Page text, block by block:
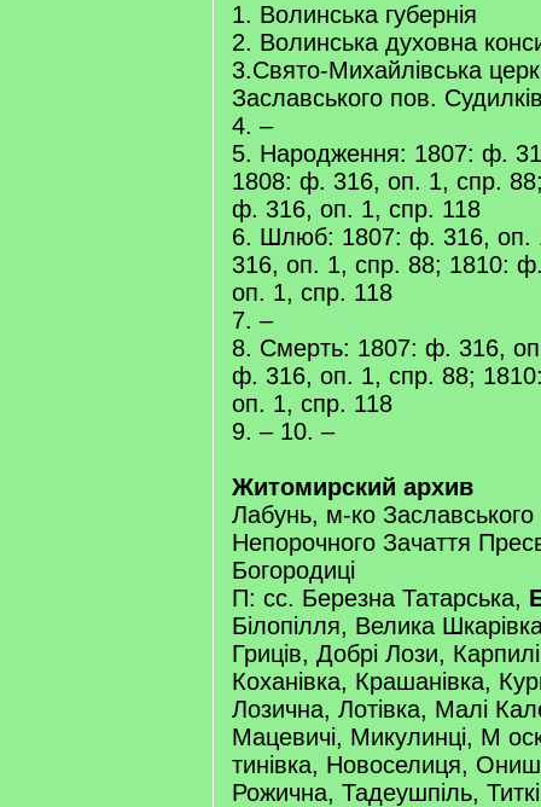
1. Волинська губернія
2. Волинська духовна
3.Свято-Михайлівська
Заславського пов.
4. –
5. Народження: 1807: ф.
1808: ф. 316, оп. 1, спр.
ф. 316, оп. 1, спр. 118
6. Шлюб: 1807: ф. 316, оп.
316, оп. 1, спр. 88; 1810:
оп. 1, спр. 118
7. –
8. Смерть: 1807: ф. 316,
ф. 316, оп. 1, спр. 88;
оп. 1, спр. 118
9. – 10. –
Житомирский архив
Лабунь, м-ко Заславського
Непорочного Зачаття
Богородиці
П: сс. Березна Татарська,
Білопілля, Велика
Гриців, Добрі Лози,
Коханівка, Крашанівка,
Лозична, Лотівка, Малі
Мацевичі, Микулинці, М
тинівка, Новоселиця,
Рожична, Тадеушпіль,